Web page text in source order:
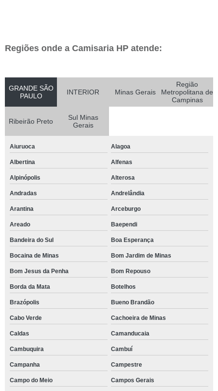
Regiões onde a Camisaria HP atende:
GRANDE SÃO
PAULO
INTERIOR Minas Gerais
Região
Metropolitana de
Campinas
Ribeirão Preto
Sul Minas
Gerais
Aiuruoca Alagoa
Albertina Alfenas
Alpinópolis Alterosa
Andradas Andrelândia
Arantina Arceburgo
Areado Baependi
Bandeira do Sul Boa Esperança
Bocaina de Minas Bom Jardim de Minas
Bom Jesus da Penha Bom Repouso
Borda da Mata Botelhos
Brazópolis Bueno Brandão
Cabo Verde Cachoeira de Minas
Caldas Camanducaia
Cambuquira Cambuí
Campanha Campestre
Campo do Meio Campos Gerais